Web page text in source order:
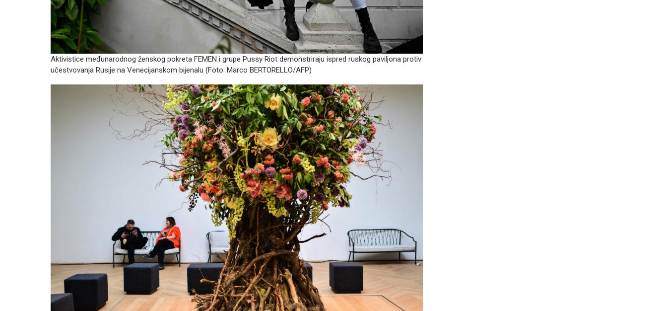
Aktivistice međunarodnog ženskog pokreta FEMEN i grupe Pussy Riot demonstriraju ispred ruskog paviljona protiv
učestvovanja Rusije na Venecijanskom bijenalu (Foto: Marco BERTORELLO/AFP)